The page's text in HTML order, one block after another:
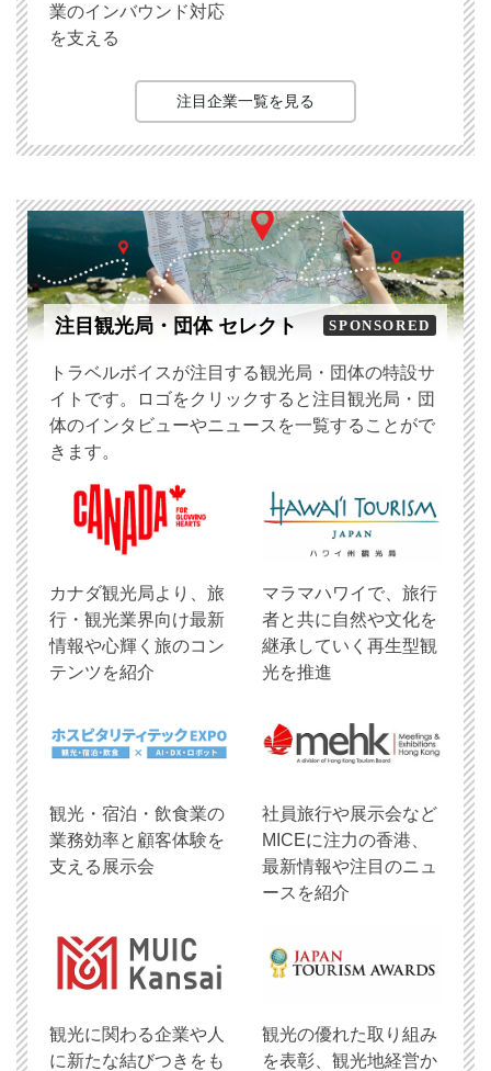
業のインバウンド対応
を支える
注目企業一覧を見る
注目観光局・団体 セレクト SPONSORED
トラベルボイスが注目する観光局・団体の特設サ
イトです。ロゴをクリックすると注目観光局・団
体のインタビューやニュースを一覧することがで
きます。
​カナダ観光局より、旅
行・観光業界向け最新
情報や心輝く旅のコン
テンツを紹介
マラマハワイで、旅行
者と共に自然や文化を
継承していく再生型観
光を推進
観光・宿泊・飲食業の
業務効率と顧客体験を
支える展示会
社員旅行や展示会など
MICEに注力の香港、
最新情報や注目のニュ
ースを紹介
観光に関わる企業や人
に新たな結びつきをも
観光の優れた取り組み
を表彰、観光地経営か